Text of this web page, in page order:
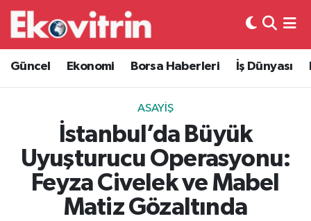
Güncel Ekonomi Borsa Haberleri İş Dünyası
ASAYIŞ
İstanbul’da Büyük
Uyuşturucu Operasyonu:
Feyza Civelek ve Mabel
Matiz Gözaltında
Güncel
Ekonomi
Borsa Haberleri
İş Dünyası
Lojistik
Hava Durumu
Trafik Durumu
Süper Lig Puan Durumu ve Fikstür
Tüm Manşetler
Son Dakika Haberleri